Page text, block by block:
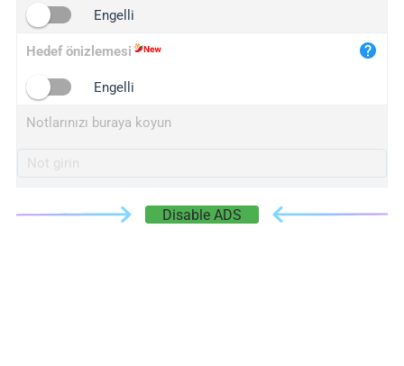
Engelli
Hedef önizlemesi
Engelli
Notlarınızı buraya koyun
Disable ADS